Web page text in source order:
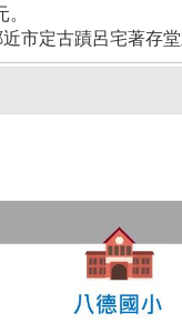
市定古蹟呂宅著存堂